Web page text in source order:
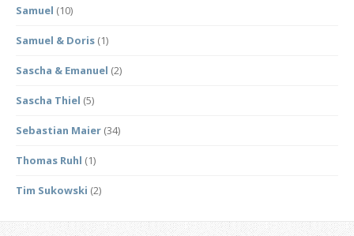
Samuel (10)
Samuel & Doris (1)
Sascha & Emanuel (2)
Sascha Thiel (5)
Sebastian Maier (34)
Thomas Ruhl (1)
Tim Sukowski (2)